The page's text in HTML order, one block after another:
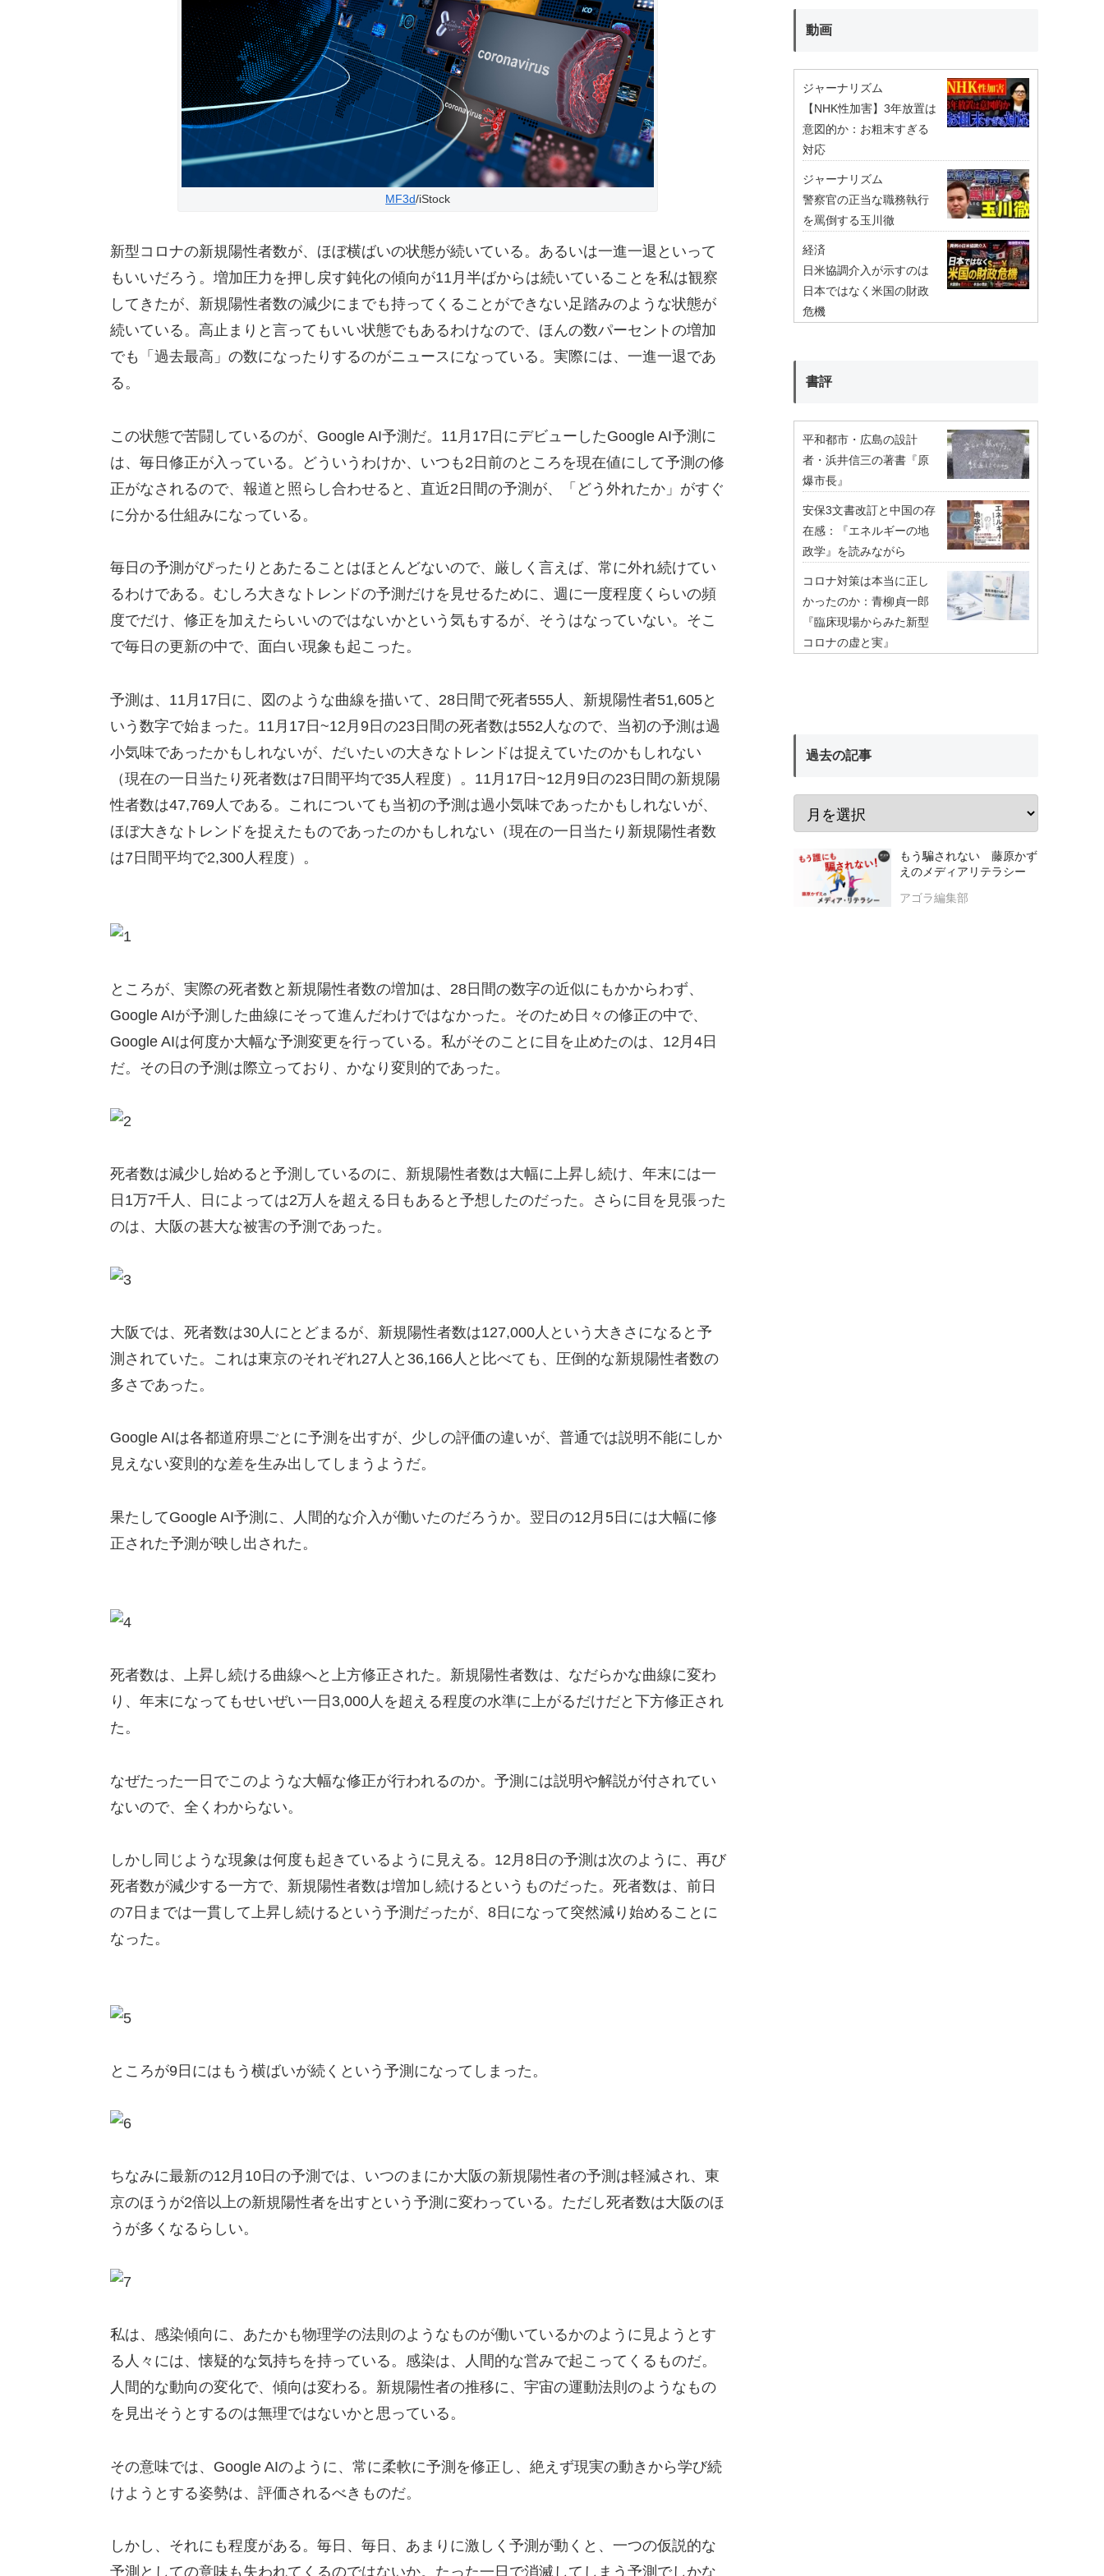
MF3d/iStock
新型コロナの新規陽性者数が、ほぼ横ばいの状態が続いている。あるいは一進一退といって
もいいだろう。増加圧力を押し戻す鈍化の傾向が11月半ばからは続いていることを私は観察
してきたが、新規陽性者数の減少にまでも持ってくることができない足踏みのような状態が
続いている。高止まりと言ってもいい状態でもあるわけなので、ほんの数パーセントの増加
でも「過去最高」の数になったりするのがニュースになっている。実際には、一進一退であ
る。
この状態で苦闘しているのが、Google AI予測だ。11月17日にデビューしたGoogle AI予測に
は、毎日修正が入っている。どういうわけか、いつも2日前のところを現在値にして予測の修
正がなされるので、報道と照らし合わせると、直近2日間の予測が、「どう外れたか」がすぐ
に分かる仕組みになっている。
毎日の予測がぴったりとあたることはほとんどないので、厳しく言えば、常に外れ続けてい
るわけである。むしろ大きなトレンドの予測だけを見せるために、週に一度程度くらいの頻
度でだけ、修正を加えたらいいのではないかという気もするが、そうはなっていない。そこ
で毎日の更新の中で、面白い現象も起こった。
予測は、11月17日に、図のような曲線を描いて、28日間で死者555人、新規陽性者51,605と
いう数字で始まった。11月17日~12月9日の23日間の死者数は552人なので、当初の予測は過
小気味であったかもしれないが、だいたいの大きなトレンドは捉えていたのかもしれない
（現在の一日当たり死者数は7日間平均で35人程度）。11月17日~12月9日の23日間の新規陽
性者数は47,769人である。これについても当初の予測は過小気味であったかもしれないが、
ほぼ大きなトレンドを捉えたものであったのかもしれない（現在の一日当たり新規陽性者数
は7日間平均で2,300人程度）。
ところが、実際の死者数と新規陽性者数の増加は、28日間の数字の近似にもかからわず、
Google AIが予測した曲線にそって進んだわけではなかった。そのため日々の修正の中で、
Google AIは何度か大幅な予測変更を行っている。私がそのことに目を止めたのは、12月4日
だ。その日の予測は際立っており、かなり変則的であった。
死者数は減少し始めると予測しているのに、新規陽性者数は大幅に上昇し続け、年末には一
日1万7千人、日によっては2万人を超える日もあると予想したのだった。さらに目を見張った
のは、大阪の甚大な被害の予測であった。
大阪では、死者数は30人にとどまるが、新規陽性者数は127,000人という大きさになると予
測されていた。これは東京のそれぞれ27人と36,166人と比べても、圧倒的な新規陽性者数の
多さであった。
Google AIは各都道府県ごとに予測を出すが、少しの評価の違いが、普通では説明不能にしか
見えない変則的な差を生み出してしまうようだ。
果たしてGoogle AI予測に、人間的な介入が働いたのだろうか。翌日の12月5日には大幅に修
正された予測が映し出された。
死者数は、上昇し続ける曲線へと上方修正された。新規陽性者数は、なだらかな曲線に変わ
り、年末になってもせいぜい一日3,000人を超える程度の水準に上がるだけだと下方修正され
た。
なぜたった一日でこのような大幅な修正が行われるのか。予測には説明や解説が付されてい
ないので、全くわからない。
しかし同じような現象は何度も起きているように見える。12月8日の予測は次のように、再び
死者数が減少する一方で、新規陽性者数は増加し続けるというものだった。死者数は、前日
の7日までは一貫して上昇し続けるという予測だったが、8日になって突然減り始めることに
なった。
ところが9日にはもう横ばいが続くという予測になってしまった。
ちなみに最新の12月10日の予測では、いつのまにか大阪の新規陽性者の予測は軽減され、東
京のほうが2倍以上の新規陽性者を出すという予測に変わっている。ただし死者数は大阪のほ
うが多くなるらしい。
私は、感染傾向に、あたかも物理学の法則のようなものが働いているかのように見ようとす
る人々には、懐疑的な気持ちを持っている。感染は、人間的な営みで起こってくるものだ。
人間的な動向の変化で、傾向は変わる。新規陽性者の推移に、宇宙の運動法則のようなもの
を見出そうとするのは無理ではないかと思っている。
その意味では、Google AIのように、常に柔軟に予測を修正し、絶えず現実の動きから学び続
けようとする姿勢は、評価されるべきものだ。
しかし、それにも程度がある。毎日、毎日、あまりに激しく予測が動くと、一つの仮説的な
予測としての意味も失われてくるのではないか。たった一日で消滅してしまう予測でしかな
動画
ジャーナリズム
【NHK性加害】3年放置は
意図的か：お粗末すぎる
対応
ジャーナリズム
警察官の正当な職務執行
を罵倒する玉川徹
経済
日米協調介入が示すのは
日本ではなく米国の財政
危機
書評
平和都市・広島の設計
者・浜井信三の著書『原
爆市長』
安保3文書改訂と中国の存
在感：『エネルギーの地
政学』を読みながら
コロナ対策は本当に正し
かったのか：青柳貞一郎
『臨床現場からみた新型
コロナの虚と実』
過去の記事
もう騙されない 藤原かず
えのメディアリテラシー
アゴラ編集部